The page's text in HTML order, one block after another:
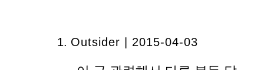
Outsider | 2015-04-03